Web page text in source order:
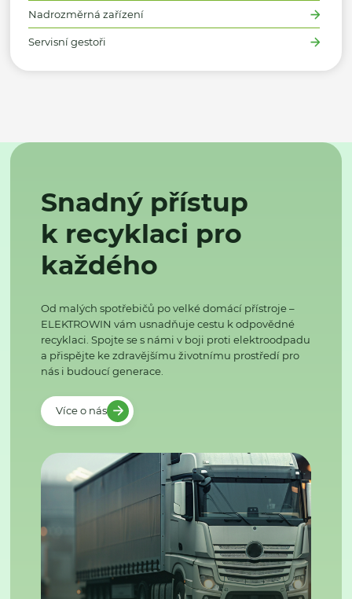
Nadrozměrná zařízení
Servisní gestoři
Snadný přístup
k recyklaci pro
každého
Od malých spotřebičů po velké domácí přístroje –
ELEKTROWIN vám usnadňuje cestu k odpovědné
recyklaci. Spojte se s námi v boji proti elektroodpadu
a přispějte ke zdravějšímu životnímu prostředí pro
nás i budoucí generace.
Více o nás